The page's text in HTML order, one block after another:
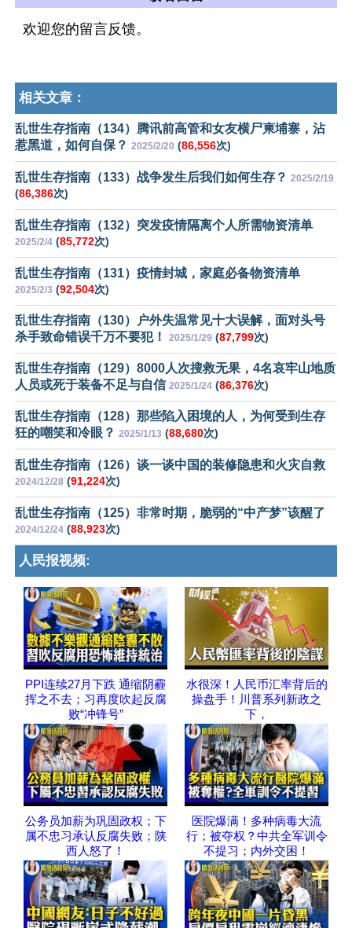
欢迎您的留言反馈。
相关文章：
乱世生存指南（134）腾讯前高管和女友横尸柬埔寨，沾
惹黑道，如何自保？ 2025/2/20 (86,556次)
乱世生存指南（133）战争发生后我们如何生存？ 2025/2/19
(86,386次)
乱世生存指南（132）突发疫情隔离个人所需物资清单
2025/2/4 (85,772次)
乱世生存指南（131）疫情封城，家庭必备物资清单
2025/2/3 (92,504次)
乱世生存指南（130）户外失温常见十大误解，面对头号
杀手致命错误千万不要犯！
2025/1/29 (87,799次)
乱世生存指南（129）8000人次搜救无果，4名哀牢山地质
人员或死于装备不足与自信 2025/1/24 (86,376次)
乱世生存指南（128）那些陷入困境的人，为何受到生存
狂的嘲笑和冷眼？ 2025/1/13 (88,680次)
乱世生存指南（126）谈一谈中国的装修隐患和火灾自救
2024/12/28 (91,224次)
乱世生存指南（125）非常时期，脆弱的“中产梦”该醒了
2024/12/24 (88,923次)
人民报视频:
PPI连续27月下跌 通缩阴霾
挥之不去；习再度吹起反腐
败“冲锋号”
水很深！人民币汇率背后的
操盘手！川普系列新政之
下，
公务员加薪为巩固政权；下
属不忠习承认反腐失败；陕
西人怒了！
医院爆满！多种病毒大流
行；被夺权？中共全军训令
不提习；内外交困！